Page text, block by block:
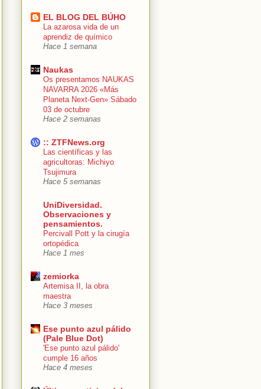
EL BLOG DEL BÚHO
La azarosa vida de un
aprendiz de químico
Hace 1 semana
Naukas
Os presentamos NAUKAS
NAVARRA 2026 «Más
Planeta Next-Gen» Sábado
03 de octubre
Hace 2 semanas
:: ZTFNews.org
Las científicas y las
agricultoras: Michiyo
Tsujimura
Hace 5 semanas
UniDiversidad.
Observaciones y
pensamientos.
Percivall Pott y la cirugía
ortopédica
Hace 1 mes
zemiorka
Artemisa II, la obra
maestra
Hace 3 meses
Ese punto azul pálido
(Pale Blue Dot)
'Ese punto azul pálido'
cumple 16 años
Hace 4 meses